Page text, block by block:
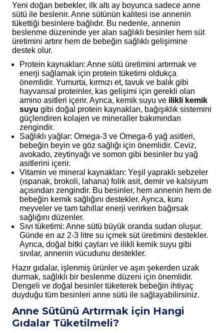
Yeni doğan bebekler, ilk altı ay boyunca sadece anne
sütü ile beslenir. Anne sütünün kalitesi ise annenin
tükettiği besinlere bağlıdır. Bu nedenle, annenin
beslenme düzeninde yer alan sağlıklı besinler hem süt
üretimini artırır hem de bebeğin sağlıklı gelişimine
destek olur.
Protein kaynakları: Anne sütü üretimini artırmak ve
enerji sağlamak için protein tüketimi oldukça
önemlidir. Yumurta, kırmızı et, tavuk ve balık gibi
hayvansal proteinler, kas gelişimi için gerekli olan
amino asitleri içerir. Ayrıca, kemik suyu ve ilikli kemik
suyu gibi doğal protein kaynakları, bağışıklık sistemini
güçlendiren kolajen ve mineraller bakımından
zengindir.
Sağlıklı yağlar: Omega-3 ve Omega-6 yağ asitleri,
bebeğin beyin ve göz sağlığı için önemlidir. Ceviz,
avokado, zeytinyağı ve somon gibi besinler bu yağ
asitlerini içerir.
Vitamin ve mineral kaynakları: Yeşil yapraklı sebzeler
(ıspanak, brokoli, lahana) folik asit, demir ve kalsiyum
açısından zengindir. Bu besinler, hem annenin hem de
bebeğin kemik sağlığını destekler. Ayrıca, kuru
meyveler ve tam tahıllar enerji verirken bağırsak
sağlığını düzenler.
Sıvı tüketimi: Anne sütü büyük oranda sudan oluşur.
Günde en az 2-3 litre su içmek süt üretimini destekler.
Ayrıca, doğal bitki çayları ve ilikli kemik suyu gibi
sıvılar, annenin vücudunu destekler.
Hazır gıdalar, işlenmiş ürünler ve aşırı şekerden uzak
durmak, sağlıklı bir beslenme düzeni için önemlidir.
Dengeli ve doğal besinler tüketerek bebeğin ihtiyaç
duyduğu tüm besinleri anne sütü ile sağlayabilirsiniz.
Anne Sütünü Artırmak için Hangi
Gıdalar Tüketilmeli?